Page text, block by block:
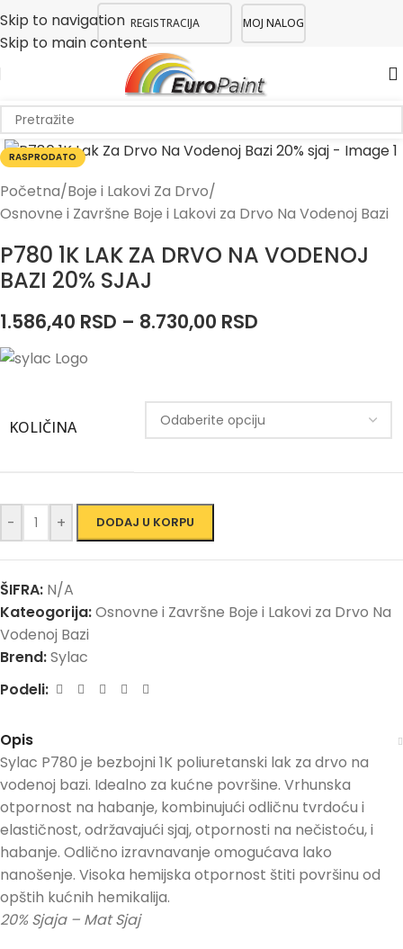
Skip to navigation
Skip to main content
REGISTRACIJA MOJ NALOG
RASPRODATO
Početna/Boje i Lakovi Za Drvo/
Osnovne i Završne Boje i Lakovi za Drvo Na Vodenoj Bazi
P780 1K LAK ZA DRVO NA VODENOJ
BAZI 20% SJAJ
1.586,40 RSD – 8.730,00 RSD
KOLIČINA
- + DODAJ U KORPU
ŠIFRA: N/A
Kateogorija:Osnovne i Završne Boje i Lakovi za Drvo Na
Vodenoj Bazi
Brend:Sylac
Podeli:
Opis
Sylac P780 je bezbojni 1K poliuretanski lak za drvo na
vodenoj bazi. Idealno za kućne površine. Vrhunska
otpornost na habanje, kombinujući odličnu tvrdoću i
elastičnost, održavajući sjaj, otpornosti na nečistoću, i
habanje. Odlično izravnavanje omogućava lako
nanošenje. Visoka hemijska otpornost štiti površinu od
opštih kućnih hemikalija.
20% Sjaja – Mat Sjaj